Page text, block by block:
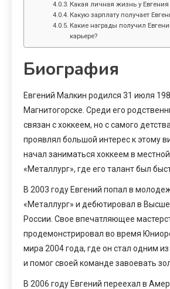
Какая личная жизнь у
Какую зарплату получает
Какие награды получил
карьере?
Биография
Евгений Малкин родился 31 июля
Магнитогорске. Среди его
связан с хоккеем, но с самого
проявлял большой интерес к этому
начал заниматься хоккеем в
«Металлург», где его талант был
В 2003 году Евгений попал в
«Металлург» и дебютировал в
России. Свое впечатляющее
продемонстрировал во время
мира 2004 года, где он стал одним
и помог своей команде завоевать
В 2006 году Евгений переехал в